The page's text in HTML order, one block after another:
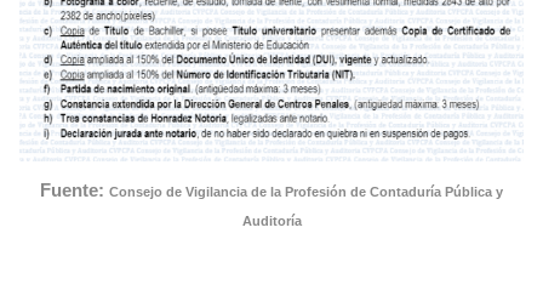
Fuente: Consejo de Vigilancia de la Profesión de Contaduría Pública y
Auditoría